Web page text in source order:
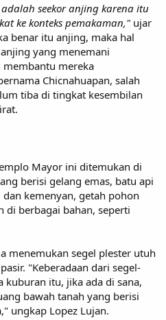
seekor anjing karena itu
ke konteks pemakaman," ujar
benar itu anjing, maka hal
yang menemani
membantu mereka
Chicnahuapan, salah
tiba di tingkat kesembilan
Mayor ini ditemukan di
berisi gelang emas, batu api
kemenyan, getah pohon
di berbagai bahan, seperti
menemukan segel plester utuh
"Keberadaan dari segel-
kuburan itu, jika ada di sana,
bawah tanah yang berisi
ungkap Lopez Lujan.